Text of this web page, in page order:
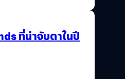
ที่น่าจับตาในปี